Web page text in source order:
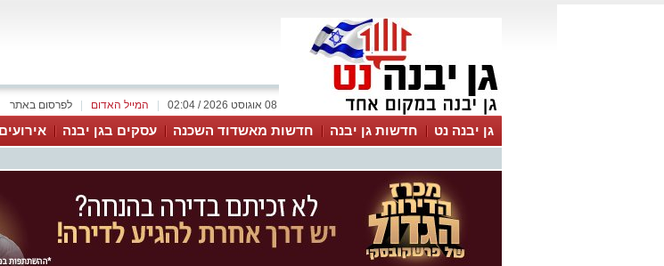
לפרסום באתר המייל האדום 08 אוגוסט 2026 / 02:04
גן יבנה נט חדשות גן יבנה חדשות מאשדוד השכנה עסקים בגן יבנה אירועים